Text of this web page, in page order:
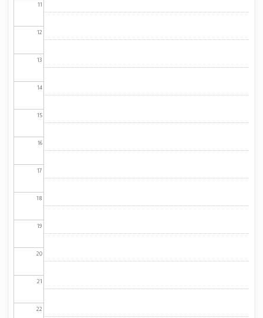
11
12
13
14
15
16
17
18
19
20
21
22